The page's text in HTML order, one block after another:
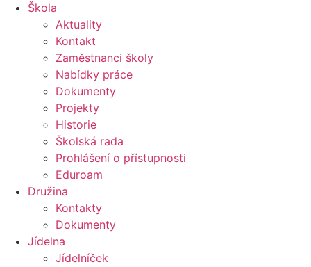
Škola
Aktuality
Kontakt
Zaměstnanci školy
Nabídky práce
Dokumenty
Projekty
Historie
Školská rada
Prohlášení o přístupnosti
Eduroam
Družina
Kontakty
Dokumenty
Jídelna
Jídelníček